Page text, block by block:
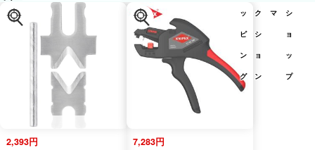
ッ
ピ
ン
グ
ク
シ
ョ
ン
マ シ
ョ
ッ
プ
2,393円 7,283円